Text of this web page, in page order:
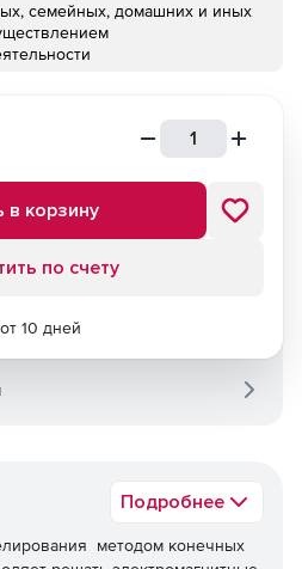
семейных, домашних и иных
Подробнее
методом конечных
в корзину
по счету
10 дней